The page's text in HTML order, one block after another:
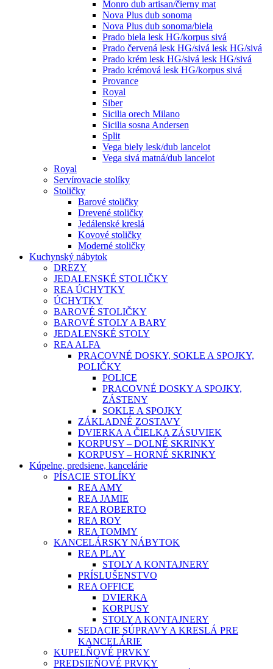
Monro dub artisan/čierny mat
Nova Plus dub sonoma
Nova Plus dub sonoma/biela
Prado biela lesk HG/korpus sivá
Prado červená lesk HG/sivá lesk HG/sivá
Prado krém lesk HG/sivá lesk HG/sivá
Prado krémová lesk HG/korpus sivá
Provance
Royal
Siber
Sicilia orech Milano
Sicilia sosna Andersen
Split
Vega biely lesk/dub lancelot
Vega sivá matná/dub lancelot
Royal
Servírovacie stolíky
Stoličky
Barové stoličky
Drevené stoličky
Jedálenské kreslá
Kovové stoličky
Moderné stoličky
Kuchynský nábytok
DREZY
JEDALENSKÉ STOLIČKY
REA ÚCHYTKY
ÚCHYTKY
BAROVÉ STOLIČKY
BAROVÉ STOLY A BARY
JEDALENSKÉ STOLY
REA ALFA
PRACOVNÉ DOSKY, SOKLE A SPOJKY,
POLIČKY
POLICE
PRACOVNÉ DOSKY A SPOJKY,
ZÁSTENY
SOKLE A SPOJKY
ZÁKLADNÉ ZOSTAVY
DVIERKA A ČIELKA ZÁSUVIEK
KORPUSY – DOLNÉ SKRINKY
KORPUSY – HORNÉ SKRINKY
Kúpelne, predsiene, kancelárie
PÍSACIE STOLÍKY
REA AMY
REA JAMIE
REA ROBERTO
REA ROY
REA TOMMY
KANCELÁRSKY NÁBYTOK
REA PLAY
STOLY A KONTAJNERY
PRÍSLUŠENSTVO
REA OFFICE
DVIERKA
KORPUSY
STOLY A KONTAJNERY
SEDACIE SÚPRAVY A KRESLÁ PRE
KANCELÁRIE
KUPELŇOVÉ PRVKY
PREDSIEŇOVÉ PRVKY